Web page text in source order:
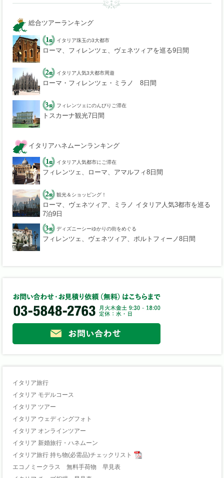
総合ツアーランキング
イタリア珠玉の3大都市
ローマ、フィレンツェ、ヴェネツィアを巡る9日間
イタリア人気3大都市周遊
ローマ・フィレンツェ・ミラノ 8日間
フィレンツェにのんびりご滞在
トスカーナ観光7日間
イタリアハネムーンランキング
イタリア人気都市にご滞在
フィレンツェ、ローマ、アマルフィ8日間
観光＆ショッピング！
ローマ、ヴェネツィア、ミラノ イタリア人気3都市を巡る
7泊9日
ディズニーシーゆかりの街をめぐる
フィレンツェ、ヴェネツィア、ポルトフィーノ8日間
イタリア旅行
イタリア モデルコース
イタリア ツアー
イタリア ウェディングフォト
イタリア オンラインツアー
イタリア 新婚旅行・ハネムーン
イタリア旅行 持ち物(必需品)チェックリスト
エコノミークラス 無料手荷物 早見表